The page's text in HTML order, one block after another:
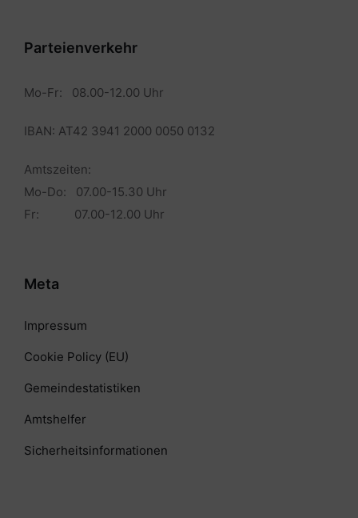
Parteienverkehr
Mo-Fr: 08.00-12.00 Uhr
IBAN: AT42 3941 2000 0050 0132
Amtszeiten:
Mo-Do: 07.00-15.30 Uhr
Fr: 07.00-12.00 Uhr
Meta
Impressum
Cookie Policy (EU)
Gemeindestatistiken
Amtshelfer
Sicherheitsinformationen